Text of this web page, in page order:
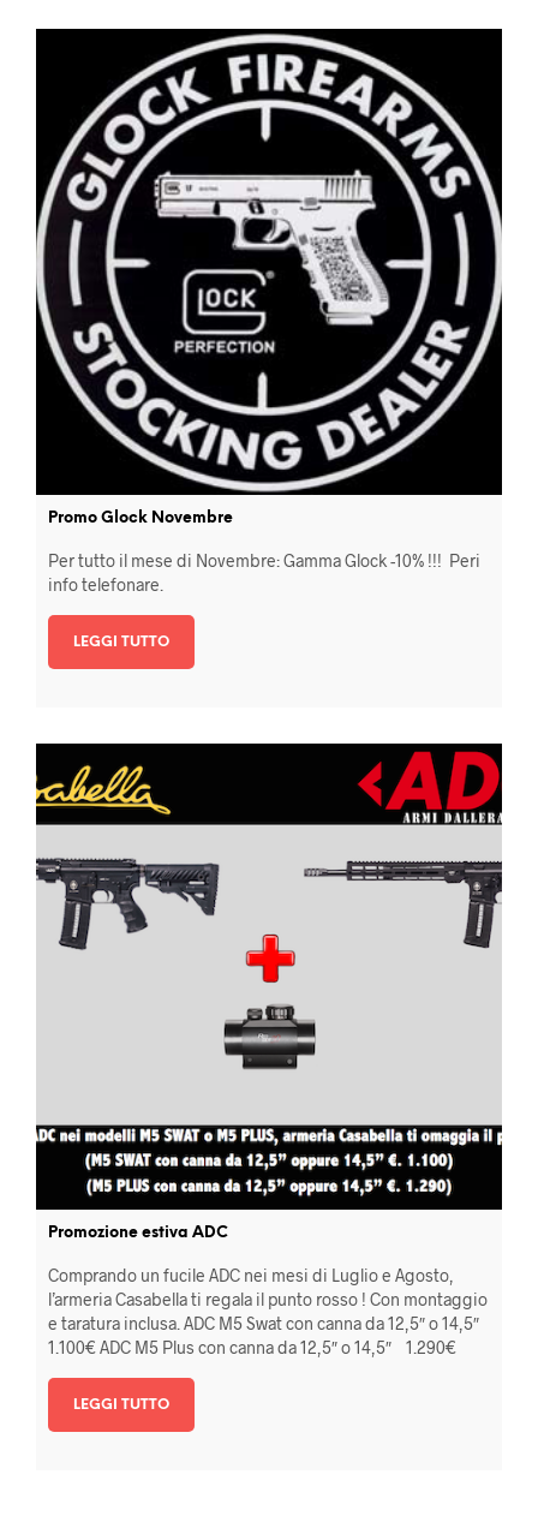
Promo Glock Novembre
Per tutto il mese di Novembre: Gamma Glock -10% !!! Peri
info telefonare.
LEGGI TUTTO
Promozione estiva ADC
Comprando un fucile ADC nei mesi di Luglio e Agosto,
l’armeria Casabella ti regala il punto rosso ! Con montaggio
e taratura inclusa. ADC M5 Swat con canna da 12,5″ o 14,5″
1.100€ ADC M5 Plus con canna da 12,5″ o 14,5″ 1.290€
LEGGI TUTTO